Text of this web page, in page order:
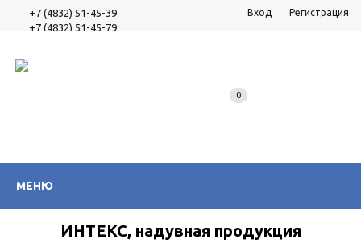
+7 (4832) 51-45-39
+7 (4832) 51-45-79
Вход Регистрация
МЕНЮ
0
ИНТЕКС, надувная продукция